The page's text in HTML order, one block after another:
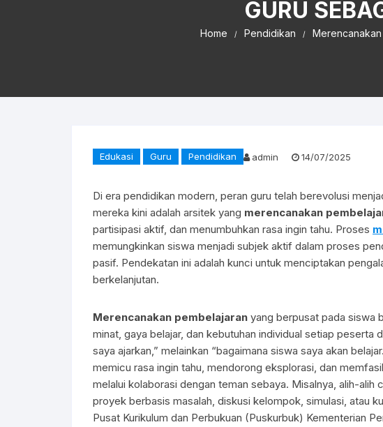
GURU
Home Pendidikan
Edukasi Guru Pendidikan admin 14/07/2025
Di era pendidikan modern, peran guru telah berevolusi
mereka kini adalah arsitek yang merencanakan
partisipasi aktif, dan menumbuhkan rasa ingin tahu. Proses
memungkinkan siswa menjadi subjek aktif dalam proses
pasif. Pendekatan ini adalah kunci untuk menciptakan
berkelanjutan.
Merencanakan pembelajaran yang berpusat pada siswa
minat, gaya belajar, dan kebutuhan individual setiap peserta
saya ajarkan,” melainkan “bagaimana siswa saya akan
memicu rasa ingin tahu, mendorong eksplorasi, dan
melalui kolaborasi dengan teman sebaya. Misalnya, alih-alih
proyek berbasis masalah, diskusi kelompok, simulasi, atau
Pusat Kurikulum dan Perbukuan (Puskurbuk) Kementerian